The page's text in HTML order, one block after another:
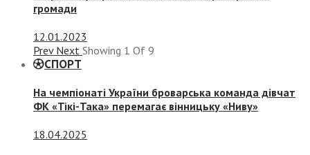
громади
12.01.2023
Prev Next Showing 1 Of 9
СПОРТ
На чемпіонаті України броварська команда дівчат
ФК «Тікі-Така» перемагає вінницьку «Ниву»
18.04.2025